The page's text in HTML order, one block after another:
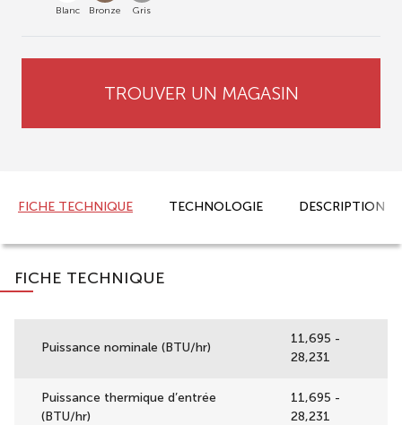
Blanc Bronze Gris
TROUVER UN MAGASIN
FICHE TECHNIQUE TECHNOLOGIE DESCRIPTION
FICHE TECHNIQUE
Puissance nominale (BTU/hr)
11,695 -
28,231
Puissance thermique d’entrée
(BTU/hr)
11,695 -
28,231